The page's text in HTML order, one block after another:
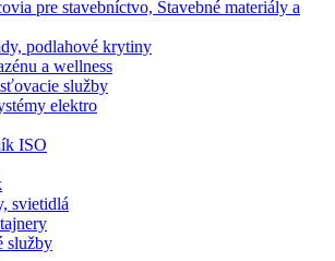
pre stavebníctvo, Stavebné materiály a
podlahové krytiny
a wellness
služby
elektro
ISO
svietidlá
služby